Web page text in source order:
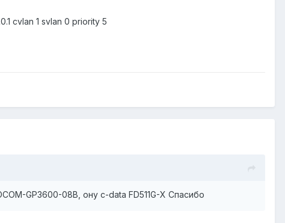
cvlan 1 svlan 0 priority 5
GP3600-08B, ону с-data FD511G-X Спасибо